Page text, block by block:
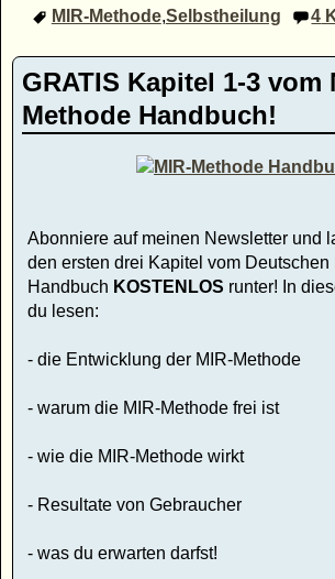
MIR-Methode,Selbstheilung 4
GRATIS Kapitel 1-3 vom
Methode Handbuch!
Abonniere auf meinen Newsletter und
den ersten drei Kapitel vom Deutschen
Handbuch KOSTENLOS runter! In
du lesen:
- die Entwicklung der MIR-Methode
- warum die MIR-Methode frei ist
- wie die MIR-Methode wirkt
- Resultate von Gebraucher
- was du erwarten darfst!